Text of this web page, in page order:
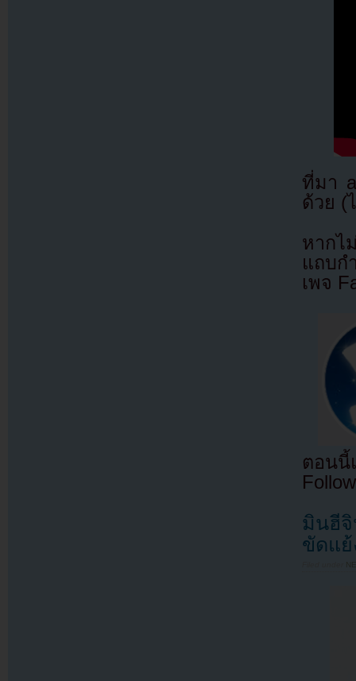
ที่มา
ด้วย (
หากไ
แถบก
เพจ
ตอนนี้
มินฮีจิ
ขัดแย้